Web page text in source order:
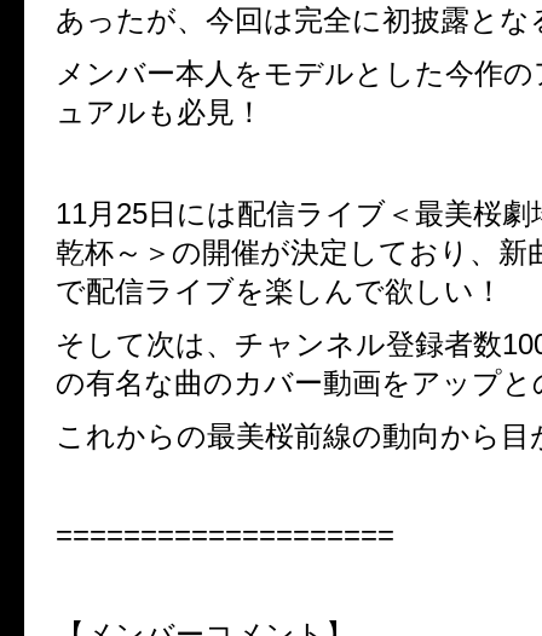
あったが、今回は完全に初披露とな
メンバー本人をモデルとした今作
ュアルも必見！
11月25日には配信ライブ＜最美桜劇
乾杯～＞の開催が決定しており、 新
で配信ライブを楽しんで欲しい！
そして次は、チャンネル登録者数
の有名な曲のカバー動画をアップと
これからの最美桜前線の動向から目
====================